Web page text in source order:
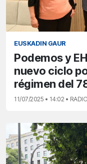
EUSKADIN GAUR
Podemos y
nuevo ciclo
régimen del
11/07/2025 • 14:02 •